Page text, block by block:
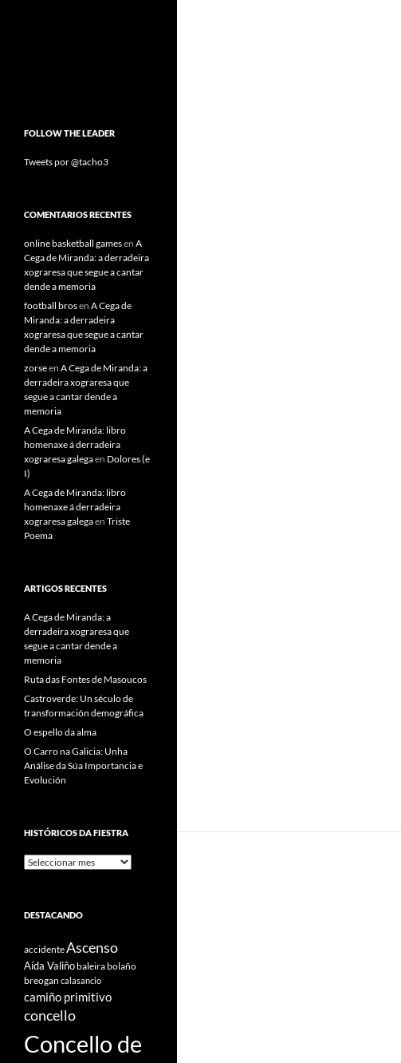
FOLLOW THE LEADER
Tweets por @tacho3
COMENTARIOS RECENTES
online basketball gamesen A
Cega de Miranda: a derradeira
xograresa que segue a cantar
dende a memoria
football brosen A Cega de
Miranda: a derradeira
xograresa que segue a cantar
dende a memoria
zorseen A Cega de Miranda: a
derradeira xograresa que
segue a cantar dende a
memoria
A Cega de Miranda: libro
homenaxe á derradeira
xograresa galegaen Dolores (e
I)
A Cega de Miranda: libro
homenaxe á derradeira
xograresa galegaen Triste
Poema
ARTIGOS RECENTES
A Cega de Miranda: a
derradeira xograresa que
segue a cantar dende a
memoria
Ruta das Fontes de Masoucos
Castroverde: Un século de
transformación demográfica
O espello da alma
O Carro na Galicia: Unha
Análise da Súa Importancia e
Evolución
HISTÓRICOS DA FIESTRA
Históricos
DESTACANDO
accidenteAscenso
Aída Valiñobaleirabolaño
breogan calasancio
camiño primitivo
concello
Concello de